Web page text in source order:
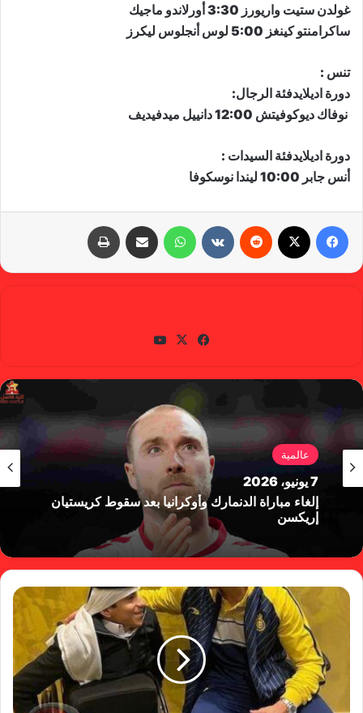
غولدن ستيت واريورز 3:30 أورلاندو ماجيك
ساكرامنتو كينغز 5:00 لوس أنجلوس ليكرز
تنس :
​دورة اديلايد​فئة الرجال:
​​​​​​​ نوفاك ديوكوفيتش 12:00 دانييل ميدفيديف
دورة اديلايدفئة السيدات :
​​​​​​​أنس جابر 10:00 ليندا نوسكوفا
واتساب
في
وك
X
عالمية
7 يونيو، 2026
إلغاء مباراة الدنمارك وأوكرانيا بعد سقوط كريستيان
إريكسن